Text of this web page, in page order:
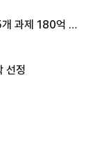
과제 180억 지
선정